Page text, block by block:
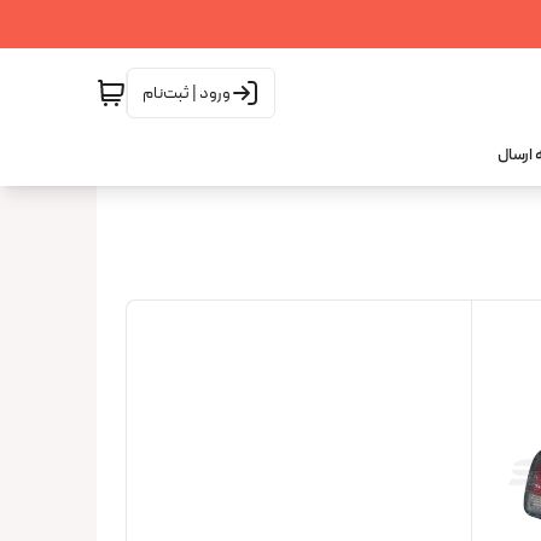
ورود | ثبت‌نام
ارسال